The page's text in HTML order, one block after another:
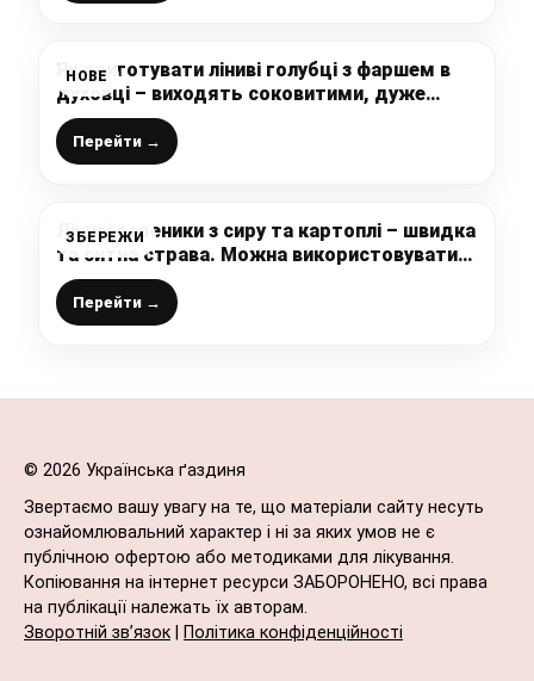
НОВЕ
Як приготувати ліниві голубці з фаршем в
духовці – виходять соковитими, дуже
смачними
Перейти →
ЗБЕРЕЖИ
Ліниві вареники з сиру та картоплі – швидка
та ситна страва. Можна використовувати
картоплю, що залишилася після сніданку
або обіду
Перейти →
© 2026 Українська ґаздиня
Звертаємо вашу увагу на те, що матеріали сайту несуть
ознайомлювальний характер і ні за яких умов не є
публічною офертою або методиками для лікування.
Копіювання на інтернет ресурси ЗАБОРОНЕНО, всі права
на публікації належать їх авторам.
Зворотній зв’язок
Політика конфіденційності